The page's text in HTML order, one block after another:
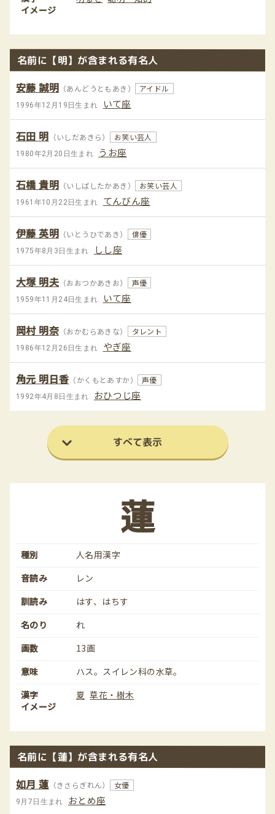
イメージ
名前に【明】が含まれる有名人
安藤 誠明 （あんどうともあき） アイドル
1996年12月19日生まれ いて座
石田 明 （いしだあきら） お笑い芸人
1980年2月20日生まれ うお座
石橋 貴明 （いしばしたかあき） お笑い芸人
1961年10月22日生まれ てんびん座
伊藤 英明 （いとうひであき） 俳優
1975年8月3日生まれ しし座
大塚 明夫 （おおつかあきお） 声優
1959年11月24日生まれ いて座
岡村 明奈（おかむらあきな） タレント
1986年12月26日生まれ やぎ座
角元 明日香 （かくもとあすか） 声優
1992年4月8日生まれ おひつじ座
すべて表示
蓮
種別
人名用漢字
音読み
レン
訓読み
はす、はちす
名のり
れ
画数
13画
意味
ハス。スイレン科の水草。
漢字
イメージ
夏 草花・樹木
名前に【蓮】が含まれる有名人
如月 蓮 （きさらぎれん） 女優
9月7日生まれ おとめ座